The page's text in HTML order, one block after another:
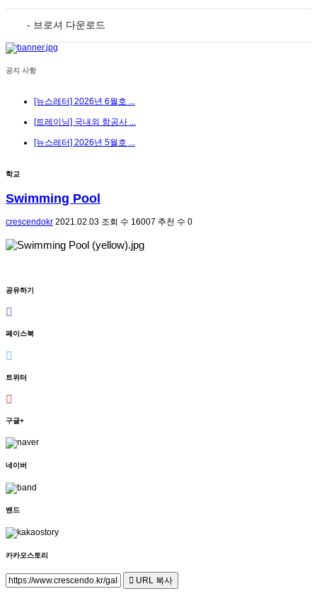
- 브로셔 다운로드
공지 사항
[뉴스레터] 2026년 6월호 ...
[트레이닝] 국내외 항공사 ...
[뉴스레터] 2026년 5월호 ...
학교
Swimming Pool
crescendokr 2021.02.03 조회 수 16007 추천 수 0
공유하기
페이스북
트위터
구글+
네이버
밴드
카카오스토리
URL 복사